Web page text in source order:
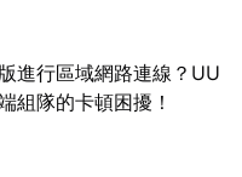
組隊同樂！
進行區域網路連線？UU
組隊的卡頓困擾！